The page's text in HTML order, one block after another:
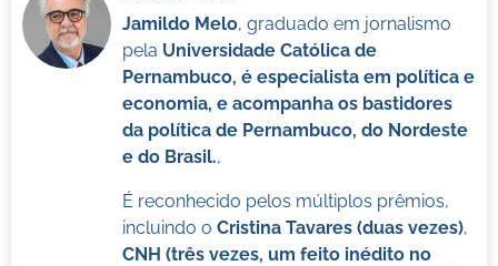
Jamildo Melo, graduado em jornalismo
pela Universidade Católica de
Pernambuco, é especialista em política e
economia, e acompanha os bastidores
da política de Pernambuco, do Nordeste
e do Brasil.,
É reconhecido pelos múltiplos prêmios,
incluindo o Cristina Tavares (duas vezes),
CNH (três vezes, um feito inédito no